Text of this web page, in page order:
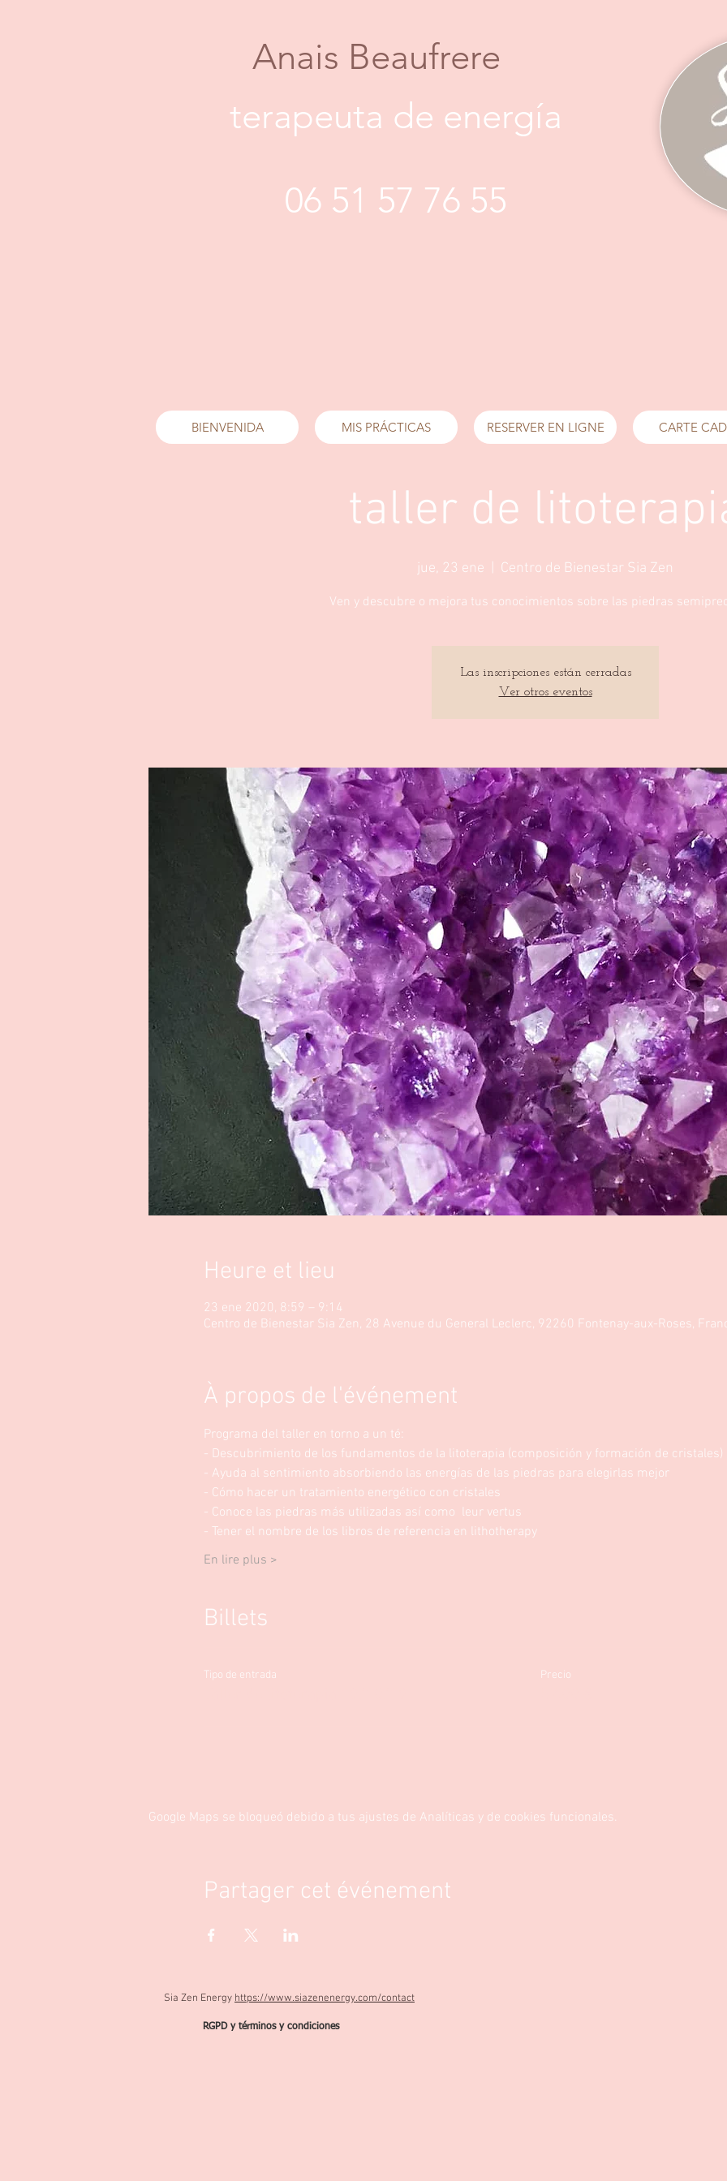
Anais Beaufrere
terapeuta de energía
06 51 57 76 55
BIENVENIDA MIS PRÁCTICAS RESERVER EN LIGNE CARTE
taller de
jue, 23 ene Centro de Bienestar Sia Zen
Ven y descubre o mejora tus conocimientos sobre las piedras
Las inscripciones están cerradas
Ver otros eventos
Heure et lieu
23 ene 2020, 8:59 – 9:14
Centro de Bienestar Sia Zen, 28 Avenue du General Leclerc, 92260 Fontenay-aux-Roses,
À propos de l'événement
Programa del taller en torno a un té:
- Descubrimiento de los fundamentos de la litoterapia (composición y formación de cristales)
- Ayuda al sentimiento absorbiendo las energías de las piedras para elegirlas mejor
- Cómo hacer un tratamiento energético con cristales
- Conoce las piedras más utilizadas así como  leur vertus
- Tener el nombre de los libros de referencia en lithotherapy
En lire plus >
Billets
Tipo de entrada Precio
Google Maps se bloqueó debido a tus ajustes de Analíticas y de cookies funcionales.
Partager cet événement
Sia Zen Energy https://www.siazenenergy.com/contact
RGPD y términos y condiciones